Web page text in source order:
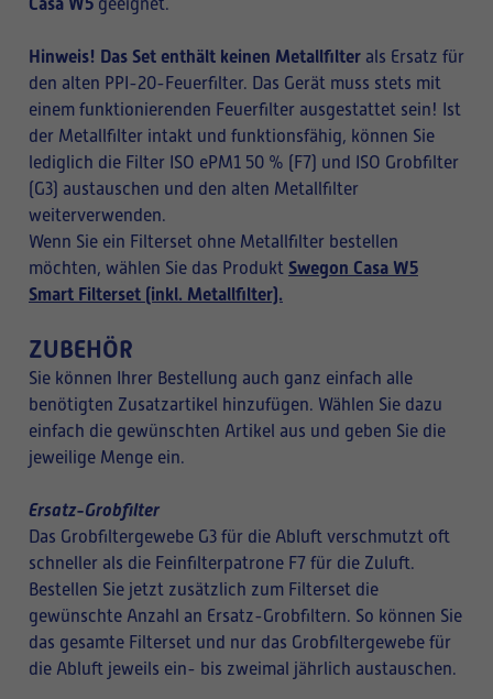
geeignet.
Hinweis! Das Set enthält keinen Metallfilter als Ersatz für
den alten PPI-20-Feuerfilter. Das Gerät muss stets mit
einem funktionierenden Feuerfilter ausgestattet sein! Ist
der Metallfilter intakt und funktionsfähig, können Sie
lediglich die Filter ISO ePM1 50 % (F7) und ISO Grobfilter
(G3) austauschen und den alten Metallfilter
weiterverwenden.
Wenn Sie ein Filterset ohne Metallfilter bestellen
möchten, wählen Sie das Produkt Swegon Casa W5
Smart Filterset (inkl. Metallfilter).
ZUBEHÖR
Sie können Ihrer Bestellung auch ganz einfach alle
benötigten Zusatzartikel hinzufügen. Wählen Sie dazu
einfach die gewünschten Artikel aus und geben Sie die
jeweilige Menge ein.
Ersatz-Grobfilter
Das Grobfiltergewebe G3 für die Abluft verschmutzt oft
schneller als die Feinfilterpatrone F7 für die Zuluft.
Bestellen Sie jetzt zusätzlich zum Filterset die
gewünschte Anzahl an Ersatz-Grobfiltern. So können Sie
das gesamte Filterset und nur das Grobfiltergewebe für
die Abluft jeweils ein- bis zweimal jährlich austauschen.